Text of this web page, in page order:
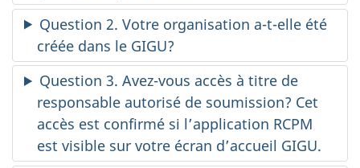
Question 2. Votre organisation a-t-elle été
créée dans le GIGU?
Question 3. Avez-vous accès à titre de
responsable autorisé de soumission? Cet
accès est confirmé si l’application RCPM
est visible sur votre écran d’accueil GIGU.